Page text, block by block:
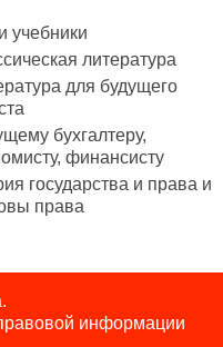
учебники
литература
для будущего
бухгалтеру,
финансисту
государства и права и
права
информации